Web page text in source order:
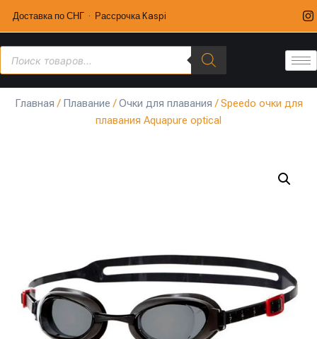
Доставка по СНГ · Рассрочка Kaspi
Главная / Плавание /Очки для плавания / Speedo очки для
плавания Aquapure optical